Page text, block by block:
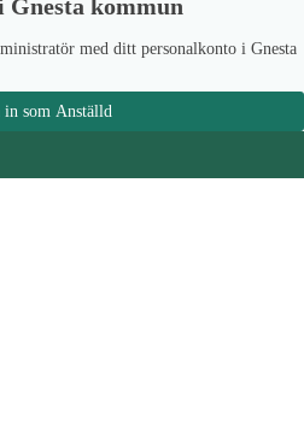
Gnesta kommun
med ditt personalkonto i Gnesta